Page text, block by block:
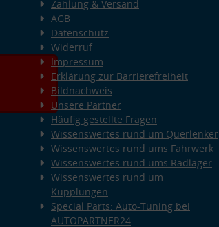
Zahlung & Versand
AGB
Datenschutz
Widerruf
Impressum
Erklärung zur Barrierefreiheit
Bildnachweis
Unsere Partner
Häufig gestellte Fragen
Wissenswertes rund um Querlenker
Wissenswertes rund ums Fahrwerk
Wissenswertes rund ums Radlager
Wissenswertes rund um
Kupplungen
Special Parts: Auto-Tuning bei
AUTOPARTNER24